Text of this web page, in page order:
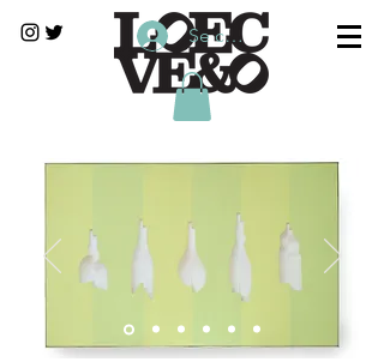
Se connecter